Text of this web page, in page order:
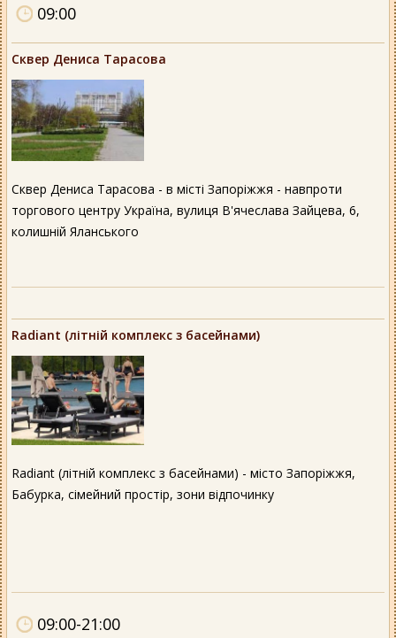
09:00
Сквер Дениса Тарасова
Сквер Дениса Тарасова - в місті Запоріжжя - навпроти
торгового центру Україна, вулиця В'ячеслава Зайцева, 6,
колишній Яланського
Radiant (літній комплекс з басейнами)
Radiant (літній комплекс з басейнами) - місто Запоріжжя,
Бабурка, сімейний простір, зони відпочинку
09:00-21:00